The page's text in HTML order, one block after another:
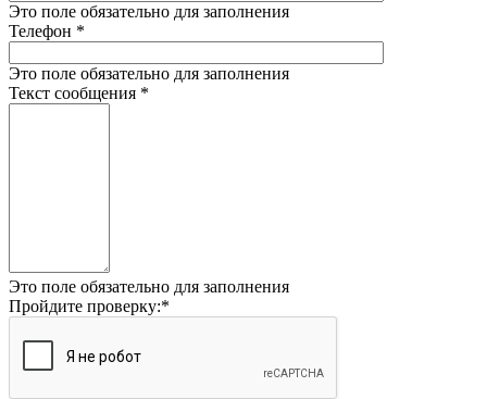
Это поле обязательно для заполнения
Телефон *
Это поле обязательно для заполнения
Текст сообщения *
Это поле обязательно для заполнения
Пройдите проверку:*